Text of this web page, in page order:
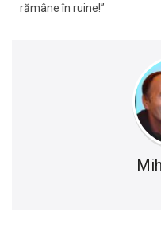
rămâne în ruine!”